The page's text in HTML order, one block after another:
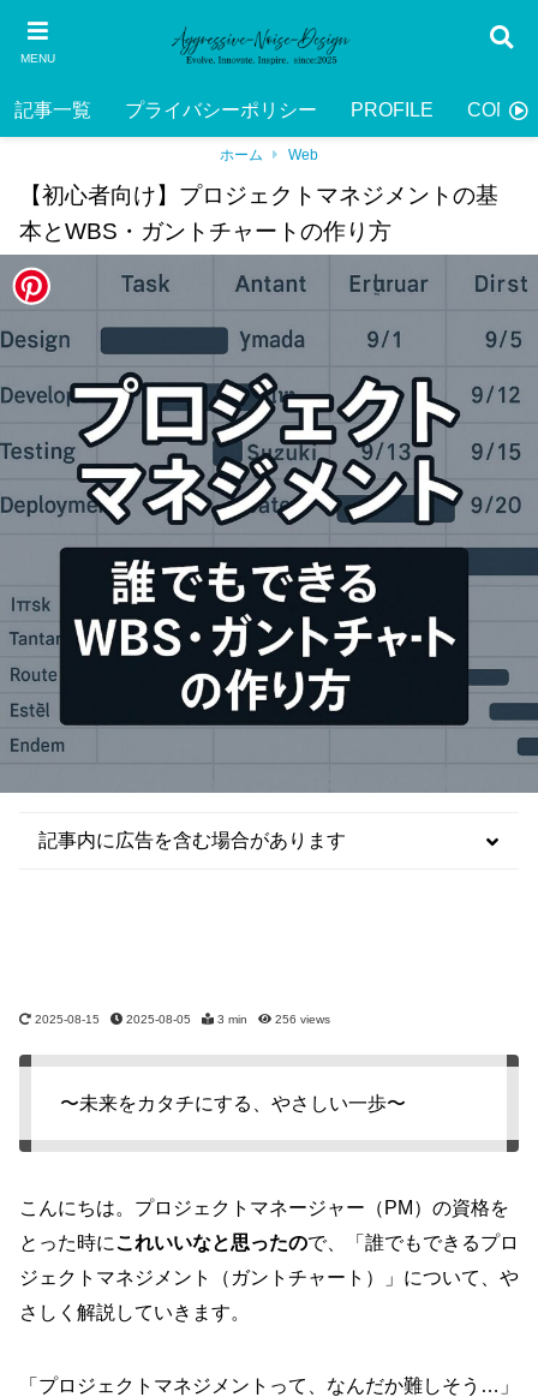
MENU
記事一覧 プライバシーポリシー PROFILE
ホーム Web
【初心者向け】プロジェクトマネジメントの基
本とWBS・ガントチャートの作り方
2025-08-15 2025-08-05 3 min 256 views
記事内に広告を含む場合があります
〜未来をカタチにする、やさしい一歩〜
こんにちは。プロジェクトマネージャー（PM）の資格を
とった時にこれいいなと思ったので、「誰でもできるプロ
ジェクトマネジメント（ガントチャート）」について、や
さしく解説していきます。
「プロジェクトマネジメントって、なんだか難しそう…」